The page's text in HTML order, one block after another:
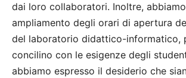
dai loro collaboratori. Inoltre,
ampliamento degli orari di apertura
del laboratorio didattico-informatico,
concilino con le esigenze degli
abbiamo espresso il desiderio che